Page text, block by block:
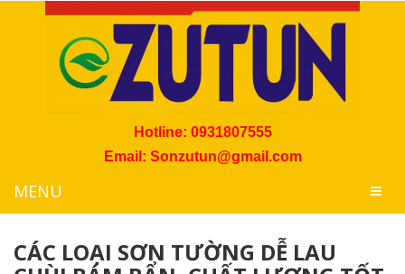
Hotline: 0931807555
Email: Sonzutun@gmail.com
MENU
CÁC LOẠI SƠN TƯỜNG DỄ LAU